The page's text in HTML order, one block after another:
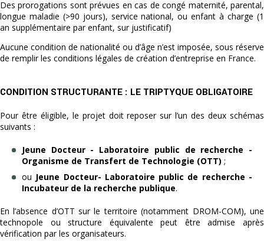
Des prorogations sont prévues en cas de congé maternité, parental,
longue maladie (>90 jours), service national, ou enfant à charge (1
an supplémentaire par enfant, sur justificatif)
Aucune condition de nationalité ou d’âge n’est imposée, sous réserve
de remplir les conditions légales de création d’entreprise en France.
CONDITION STRUCTURANTE : LE TRIPTYQUE OBLIGATOIRE
Pour être éligible, le projet doit reposer sur l’un des deux schémas
suivants :
Jeune Docteur - Laboratoire public de recherche -
Organisme de Transfert de Technologie (OTT) ;
ou Jeune Docteur- Laboratoire public de recherche -
Incubateur de la recherche publique.
En l’absence d’OTT sur le territoire (notamment DROM-COM), une
technopole ou structure équivalente peut être admise après
vérification par les organisateurs.